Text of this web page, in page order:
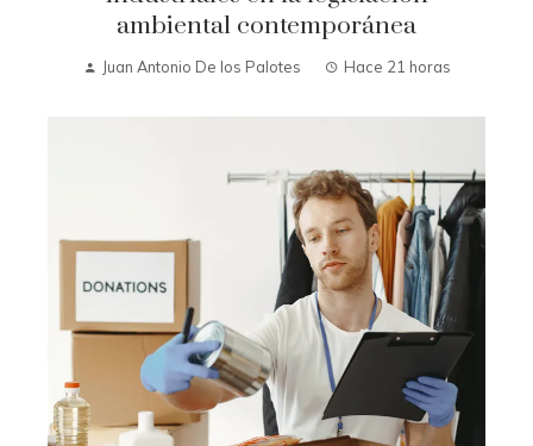
ambiental contemporánea
Juan Antonio De los Palotes Hace 21 horas